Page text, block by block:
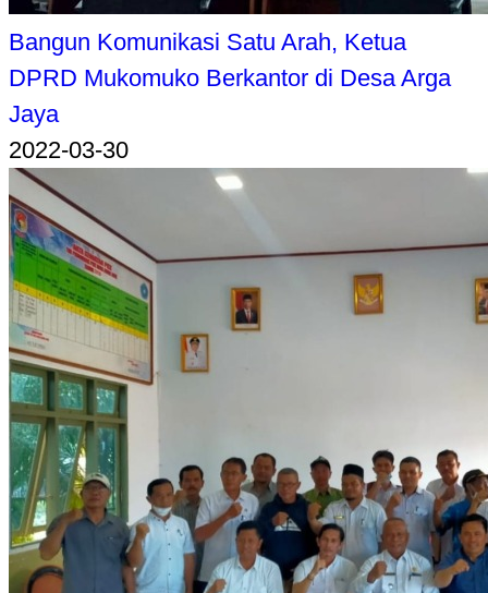
Bangun Komunikasi Satu Arah, Ketua
DPRD Mukomuko Berkantor di Desa Arga
Jaya
2022-03-30